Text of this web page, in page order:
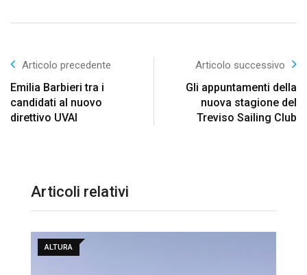
Articolo precedente
Emilia Barbieri tra i
candidati al nuovo
direttivo UVAI
Articolo successivo
Gli appuntamenti della
nuova stagione del
Treviso Sailing Club
Articoli relativi
ALTURA